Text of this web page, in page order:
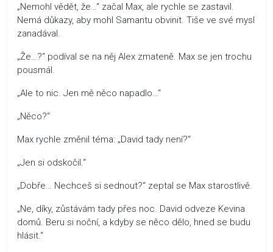
„Nemohl vědět, že…“ začal Max, ale rychle se zastavil.
Nemá důkazy, aby mohl Samantu obvinit. Tiše ve své mysl
zanadával.
„Že…?“ podíval se na něj Alex zmateně. Max se jen trochu
pousmál.
„Ale to nic. Jen mě něco napadlo…“
„Něco?“
Max rychle změnil téma: „David tady není?“
„Jen si odskočil.“
„Dobře… Nechceš si sednout?“ zeptal se Max starostlivě.
„Ne, díky, zůstávám tady přes noc. David odveze Kevina
domů. Beru si noční, a kdyby se něco dělo, hned se budu
hlásit.“